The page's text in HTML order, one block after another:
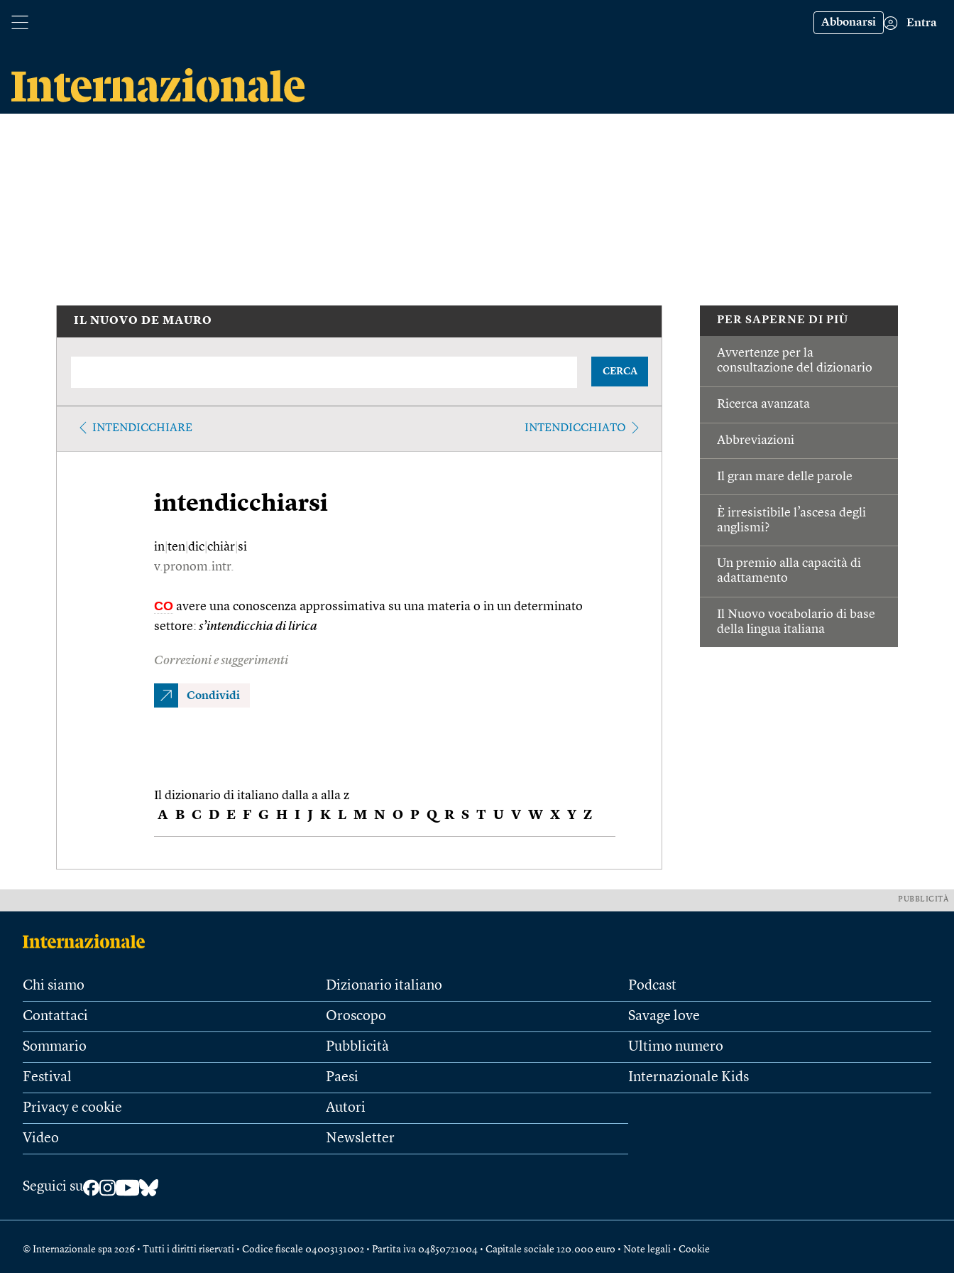
Abbonarsi Entra
PER SAPERNE DI PIÙ
Avvertenze per la
consultazione del dizionario
Ricerca avanzata
Abbreviazioni
Il gran mare delle parole
È irresistibile l’ascesa degli
anglismi?
Un premio alla capacità di
adattamento
Il Nuovo vocabolario di base
della lingua italiana
IL NUOVO DE MAURO
CERCA
INTENDICCHIARE INTENDICCHIATO
intendicchiarsi
in ten dic chiàr si
v.pronom.intr.
CO avere una conoscenza approssimativa su una materia o in un determinato
settore: s’intendicchia di lirica
Correzioni e suggerimenti
Condividi
Il dizionario di italiano dalla a alla z
A B C D E F G H I J K L M N O P Q R S T U V W X Y Z
PUBBLICITÀ
Chi siamo
Contattaci
Sommario
Festival
Privacy e cookie
Video
Dizionario italiano
Oroscopo
Pubblicità
Paesi
Autori
Newsletter
Podcast
Savage love
Ultimo numero
Internazionale Kids
Seguici su
© Internazionale spa 2026 • Tutti i diritti riservati • Codice fiscale 04003131002 • Partita iva 04850721004 • Capitale sociale 120.000 euro • Note legali • Cookie